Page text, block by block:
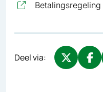
Deel via: